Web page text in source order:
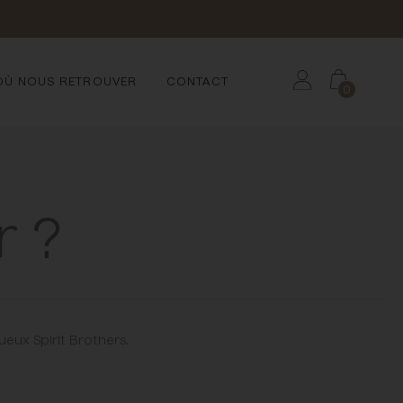
NOUS RETROUVER CONTACT
Annuler
0
?
Spirit Brothers.